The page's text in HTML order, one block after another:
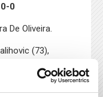
0
De Oliveira.
(73),
– Isak Andri
Mistrati